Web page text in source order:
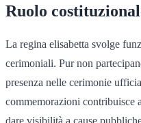
Ruolo
La regina elisabetta svolge
cerimoniali. Pur non
presenza nelle cerimonie
commemorazioni contribuisce
dare visibilità a cause